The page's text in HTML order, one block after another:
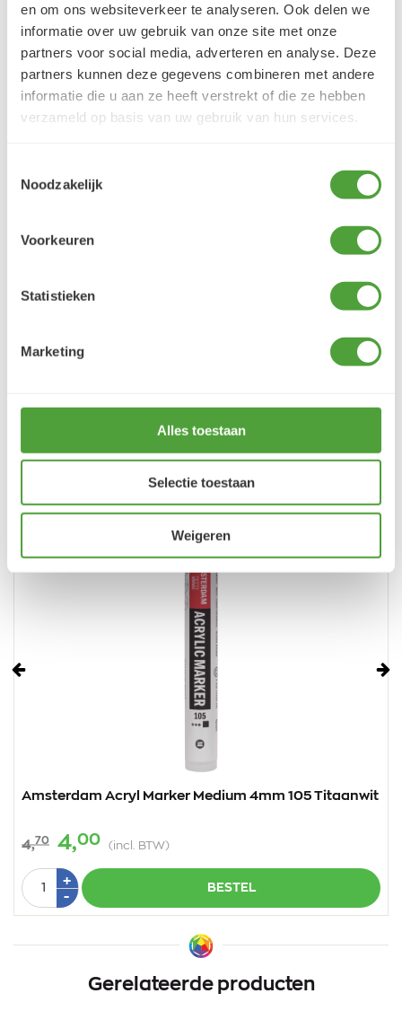
en om ons websiteverkeer te analyseren. Ook delen we
informatie over uw gebruik van onze site met onze
partners voor social media, adverteren en analyse. Deze
partners kunnen deze gegevens combineren met andere
informatie die u aan ze heeft verstrekt of die ze hebben
verzameld op basis van uw gebruik van hun services.
Noodzakelijk
Voorkeuren
Statistieken
Marketing
Alles toestaan
Selectie toestaan
Weigeren
Klantbeoordelingen
9.5/10 (1365 beoordelingen)
5 augustus 2026
Vorige
Amsterdam Acryl Marker Medium 4mm 105 Titaanwit
4,70 4,00 (incl. BTW)
Aantal
+Plus
-Min
1
BESTEL
Gerelateerde producten